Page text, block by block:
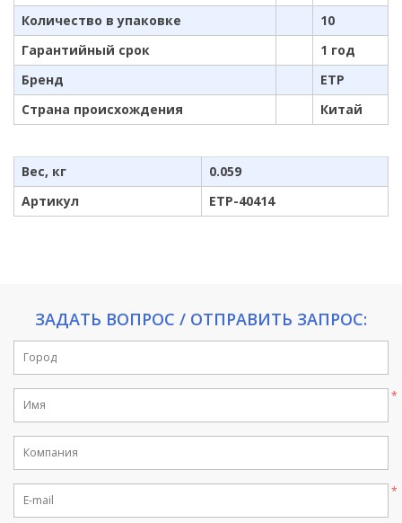
Количество в упаковке
10
Гарантийный срок
1 год
Бренд
ETP
Страна происхождения
Китай
Вес, кг
0.059
Артикул
ETP-40414
ЗАДАТЬ ВОПРОС / ОТПРАВИТЬ ЗАПРОС: